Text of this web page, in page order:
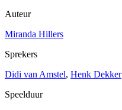
Auteur
Miranda Hillers
Sprekers
Didi van Amstel, Henk Dekker
Speelduur